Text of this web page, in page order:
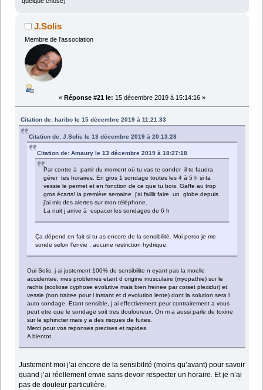
J.Solis
Membre de l'association
« Réponse #21 le: 15 décembre 2019 à 15:14:16 »
Citation de: haribo le 15 décembre 2019 à 11:21:33
Citation de: J.Solis le 13 décembre 2019 à 20:13:28
Citation de: Amaury le 13 décembre 2019 à 18:27:18
Par contre à partir du moment où tu vas te sonder il te faudra
gérer tes horaires. En gros 1 sondage toutes les 4 à 5 h si ta
vessie le permet et en fonction de ce que tu bois. Gaffe au trop
gros écarts! la première semaine j'ai faillit faire un globe.depuis
j'ai mis des alertes sur mon téléphone.
La nuit j arrive à espacer les sondages de 6 h
Ça dépend en fait si tu as encore de la sensibilité. Moi perso je me
sonde selon l’envie , aucune restriction hydrique.
Oui Solis, j ai justement 100% de sensibilite n eyant pas la moelle
accidentee, mes problemes etant d origine musculaire (myopathie) sur le
rachis (scoliose cyphose evolutive mais bien freinee par corset plexidur) et
vessie (non traitee pour l instant et d evolution lente) dont la solution sera l
auto sondage. Etant sensible, j ai effectivement peur contrairement a vous
peut etre que le sondage soit tres douloureux. On m a aussi parle de toxine
sur le sphincter mais y a des risques de fuites.
Merci pour vos reponses precises et rapides.
A bientot
Justement moi j’ai encore de la sensibilité (moins qu’avant) pour savoir
quand j’ai réellement envie sans devoir respecter un horaire. Et je n’ai
pas de douleur particulière.